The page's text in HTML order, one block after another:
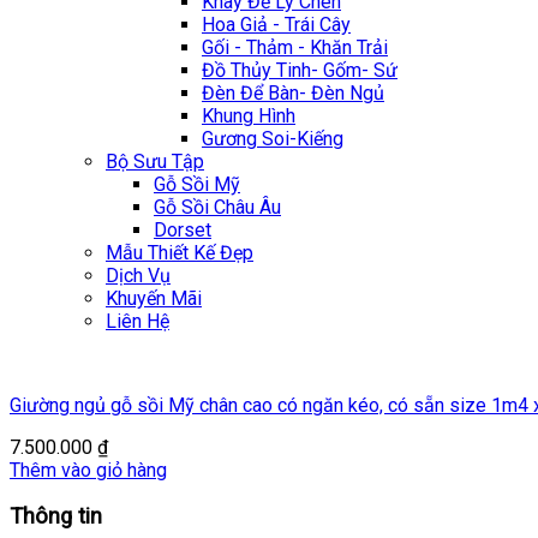
Hoa Giả - Trái Cây
Gối - Thảm - Khăn Trải
Đồ Thủy Tinh- Gốm- Sứ
Đèn Để Bàn- Đèn Ngủ
Khung Hình
Gương Soi-Kiếng
Bộ Sưu Tập
Gỗ Sồi Mỹ
Gỗ Sồi Châu Âu
Dorset
Mẫu Thiết Kế Đẹp
Dịch Vụ
Khuyến Mãi
Liên Hệ
Giường ngủ gỗ sồi Mỹ chân cao có ngăn kéo, có sẵn size 1m4
7.500.000 ₫
Thêm vào giỏ hàng
Thông tin